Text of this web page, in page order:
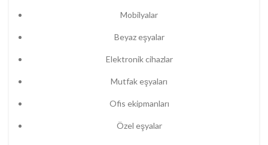
Mobilyalar
Beyaz eşyalar
Elektronik cihazlar
Mutfak eşyaları
Ofis ekipmanları
Özel eşyalar